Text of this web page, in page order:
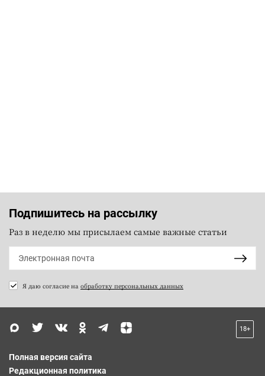
Подпишитесь на рассылку
Раз в неделю мы присылаем самые важные статьи
Я даю согласие на обработку персональных данных
18+
Полная версия сайта
Редакционная политика